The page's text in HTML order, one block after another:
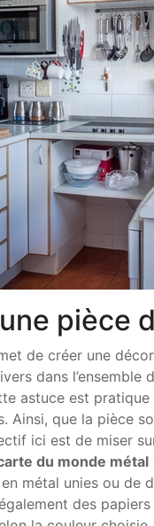
pièce
de créer une
dans l’ensemble
astuce est
Ainsi, que la pièce
ici est de miser
du monde métal
métal unies ou de
des